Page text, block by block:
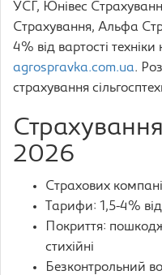
УСГ, Юнівес
Страхування, Альфа
4% від вартості
agrospravka.com.ua.
страхування
Страхування
2026
Страхових
Тарифи: 1,5-4%
Покриття:
стихійні
Безконтрольний